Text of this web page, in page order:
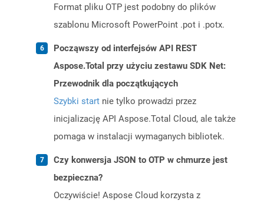
Format pliku OTP jest podobny do plików
szablonu Microsoft PowerPoint .pot i .potx.
Począwszy od interfejsów API REST
Aspose.Total przy użyciu zestawu SDK Net:
Przewodnik dla początkujących
Szybki start nie tylko prowadzi przez
inicjalizację API Aspose.Total Cloud, ale także
pomaga w instalacji wymaganych bibliotek.
Czy konwersja JSON to OTP w chmurze jest
bezpieczna?
Oczywiście! Aspose Cloud korzysta z